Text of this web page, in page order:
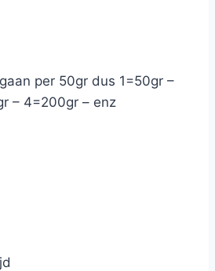
per 50gr dus 1=50gr –
– 4=200gr – enz